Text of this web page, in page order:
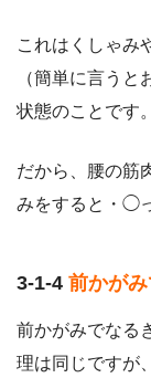
これはくしゃみ
（簡単に言う
状態のことです。
だから、腰の筋
みをすると・◯
3-1-4 前かが
前かがみでなる
理は同じですが